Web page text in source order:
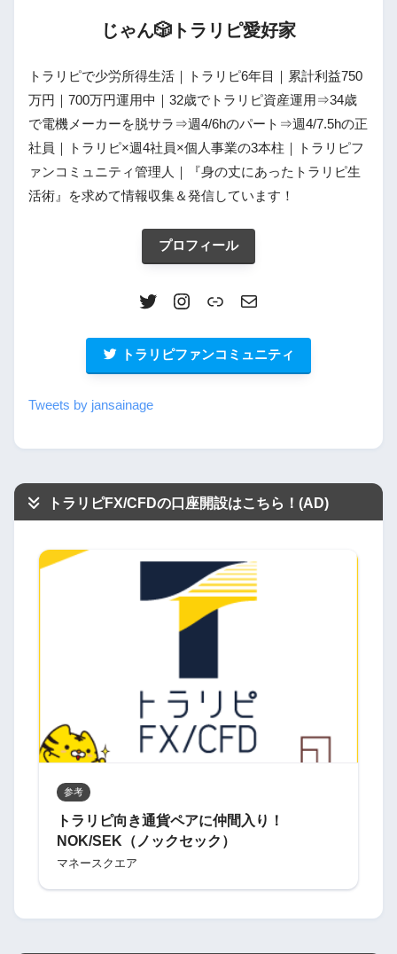
じゃん🎲トラリピ愛好家
トラリピで少労所得生活｜トラリピ6年目｜累計利益750
万円｜700万円運用中｜32歳でトラリピ資産運用⇒34歳
で電機メーカーを脱サラ⇒週4/6hのパート⇒週4/7.5hの正
社員｜トラリピ×週4社員×個人事業の3本柱｜トラリピフ
ァンコミュニティ管理人｜『身の丈にあったトラリピ生
活術』を求めて情報収集＆発信しています！
プロフィール
トラリピファンコミュニティ
Tweets by jansainage
トラリピFX/CFDの口座開設はこちら！(AD)
参考
トラリピ向き通貨ペアに仲間入り！
NOK/SEK（ノックセック）
マネースクエア